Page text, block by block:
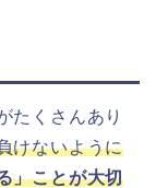
たくさんあり
けないように
」ことが大切